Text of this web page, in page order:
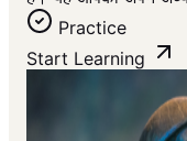
Practice
Start Learning